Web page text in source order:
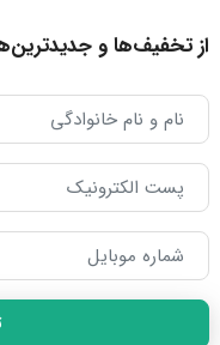
از تخفیف‌ها و